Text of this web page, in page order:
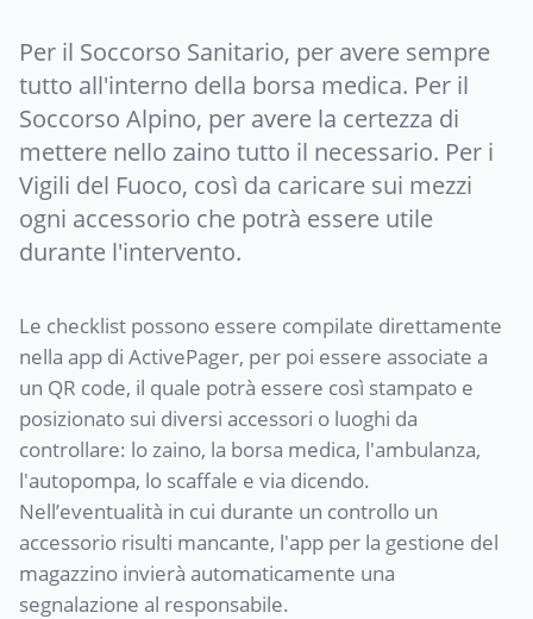
Per il Soccorso Sanitario, per avere sempre
tutto all'interno della borsa medica. Per il
Soccorso Alpino, per avere la certezza di
mettere nello zaino tutto il necessario. Per i
Vigili del Fuoco, così da caricare sui mezzi
ogni accessorio che potrà essere utile
durante l'intervento.
Le checklist possono essere compilate direttamente
nella app di ActivePager, per poi essere associate a
un QR code, il quale potrà essere così stampato e
posizionato sui diversi accessori o luoghi da
controllare: lo zaino, la borsa medica, l'ambulanza,
l'autopompa, lo scaffale e via dicendo.
Nell’eventualità in cui durante un controllo un
accessorio risulti mancante, l'app per la gestione del
magazzino invierà automaticamente una
segnalazione al responsabile.